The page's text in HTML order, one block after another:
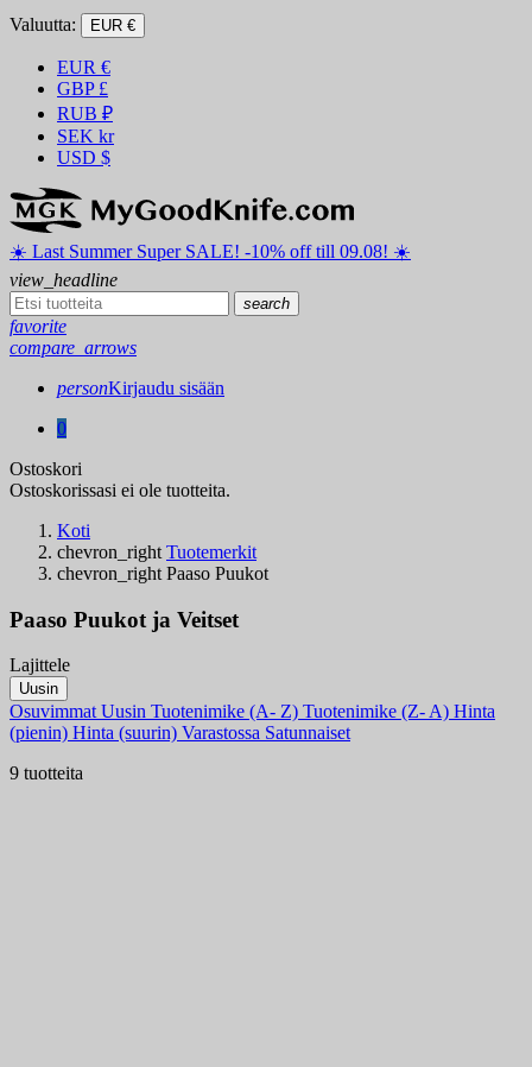
Valuutta: EUR €
EUR €
GBP £
RUB ₽
SEK kr
USD $
☀️ ️Last Summer Super SALE! -10% off till 09.08! ☀️
view_headline
search
favorite
compare_arrows
personKirjaudu sisään
0
Ostoskori
Ostoskorissasi ei ole tuotteita.
Koti
chevron_right Tuotemerkit
chevron_right Paaso Puukot
Paaso Puukot ja Veitset
Suodattimet:
Tyhjentä
Varastossa
Lajittele
Uusin
Osuvimmat Uusin Tuotenimike (A- Z) Tuotenimike (Z- A) Hinta
(pienin) Hinta (suurin) Varastossa Satunnaiset
9 tuotteita